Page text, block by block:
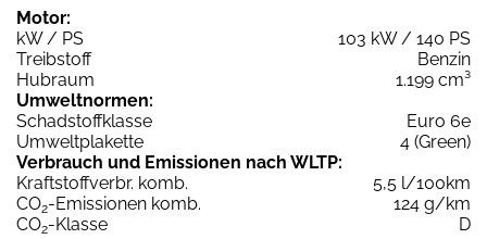
Motor:
kW / PS
103 kW / 140 PS
Treibstoff
Benzin
Hubraum
1.199 cm³
Umweltnormen:
Schadstoffklasse
Euro 6e
Umweltplakette
4 (Green)
Verbrauch und Emissionen nach WLTP:
Kraftstoffverbr. komb.
5,5 l/100km
CO2-Emissionen komb.
124 g/km
CO2-Klasse
D